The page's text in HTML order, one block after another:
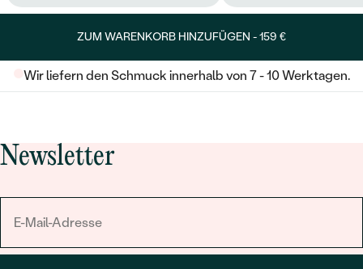
ZUM WARENKORB HINZUFÜGEN -159 €
Wir liefern den Schmuck innerhalb von 7 - 10 Werktagen.
Newsletter